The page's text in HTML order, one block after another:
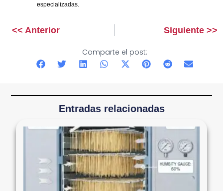
especializadas.
<< Anterior Siguiente >>
Comparte el post:
Entradas relacionadas